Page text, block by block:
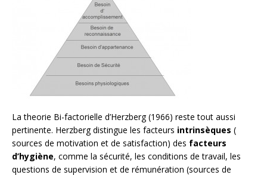
La theorie Bi-factorielle d’Herzberg (1966) reste tout aussi
pertinente. Herzberg distingue les facteurs intrinsèques (
sources de motivation et de satisfaction) des facteurs
d’hygiène, comme la sécurité, les conditions de travail, les
questions de supervision et de rémunération (sources de